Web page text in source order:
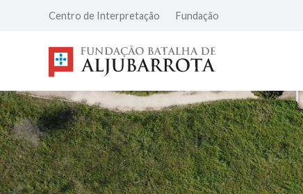
Centro de Interpretação Fundação